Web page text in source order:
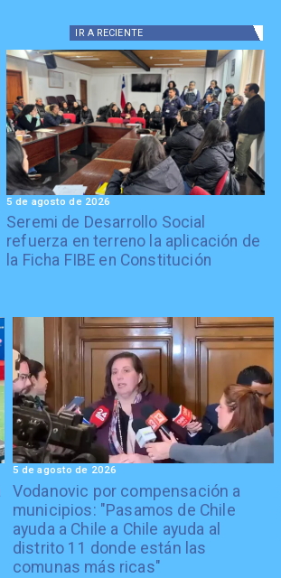
IR A RECIENTE
Seremi de Desarrollo Social
refuerza en terreno la aplicación de
la Ficha FIBE en Constitución
5 de agosto de 2026
Vodanovic por compensación a
municipios: "Pasamos de Chile
ayuda a Chile a Chile ayuda al
distrito 11 donde están las
comunas más ricas"
5 de agosto de 2026